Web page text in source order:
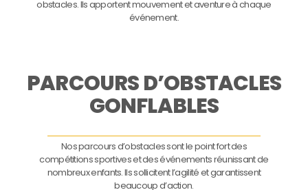
obstacles. Ils apportent mouvement et aventure à chaque
événement.
PARCOURS D’OBSTACLES
GONFLABLES
Nos parcours d’obstacles sont le point fort des
compétitions sportives et des événements réunissant de
nombreux enfants. Ils sollicitent l’agilité et garantissent
beaucoup d’action.